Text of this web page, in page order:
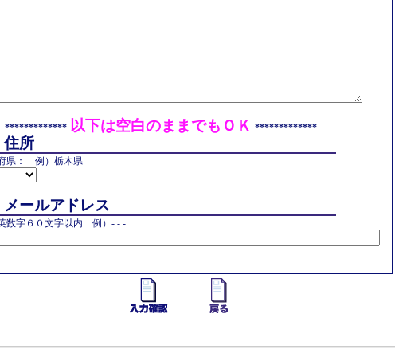
************* 以下は空白のままでもＯＫ *************
住所
県： 例）栃木県
メールアドレス
数字６０文字以内 例）- - -